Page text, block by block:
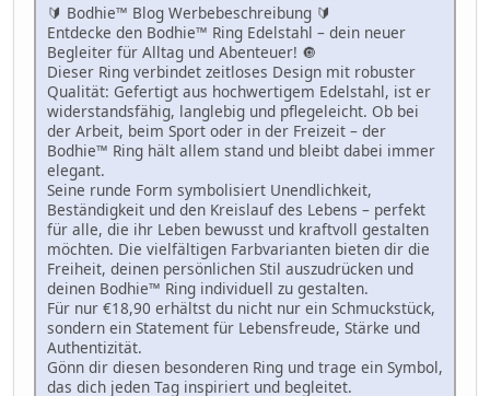
🔰 Bodhie™ Blog Werbebeschreibung 🔰
Entdecke den Bodhie™ Ring Edelstahl – dein neuer
Begleiter für Alltag und Abenteuer! 🔘
Dieser Ring verbindet zeitloses Design mit robuster
Qualität: Gefertigt aus hochwertigem Edelstahl, ist er
widerstandsfähig, langlebig und pflegeleicht. Ob bei
der Arbeit, beim Sport oder in der Freizeit – der
Bodhie™ Ring hält allem stand und bleibt dabei immer
elegant.
Seine runde Form symbolisiert Unendlichkeit,
Beständigkeit und den Kreislauf des Lebens – perfekt
für alle, die ihr Leben bewusst und kraftvoll gestalten
möchten. Die vielfältigen Farbvarianten bieten dir die
Freiheit, deinen persönlichen Stil auszudrücken und
deinen Bodhie™ Ring individuell zu gestalten.
Für nur €18,90 erhältst du nicht nur ein Schmuckstück,
sondern ein Statement für Lebensfreude, Stärke und
Authentizität.
Gönn dir diesen besonderen Ring und trage ein Symbol,
das dich jeden Tag inspiriert und begleitet.